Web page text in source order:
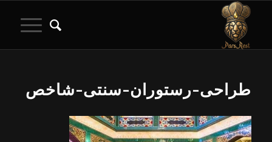
طراحی-رستوران-سنتی-شاخص